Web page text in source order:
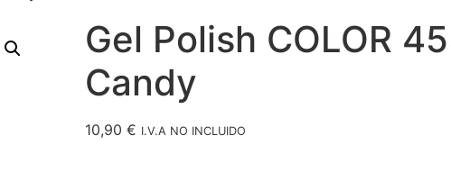
Gel Polish COLOR
Candy
10,90 € I.V.A NO INCLUIDO